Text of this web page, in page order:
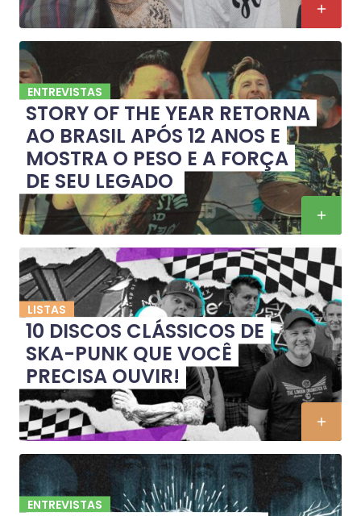
ENTREVISTAS
STORY OF THE YEAR RETORNA
AO BRASIL APÓS 12 ANOS E
MOSTRA O PESO E A FORÇA
DE SEU LEGADO
LISTAS
10 DISCOS CLÁSSICOS DE
SKA-PUNK QUE VOCÊ
PRECISA OUVIR!
ENTREVISTAS